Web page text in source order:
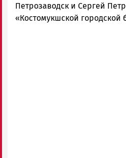
Петрозаводск и Сергей
«Костомукшской городской